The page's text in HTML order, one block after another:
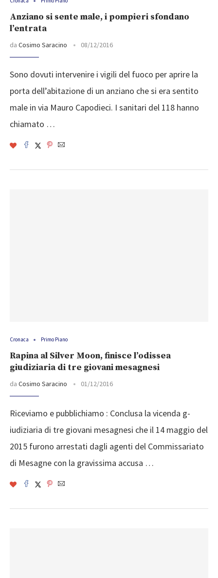
Anziano si sente male, i pompieri sfondano
l’entrata
da Cosimo Saracino 08/12/2016
Sono dovuti intervenire i vigili del fuoco per aprire la
porta dell’abitazione di un anziano che si era sentito
male in via Mauro Capodieci. I sanitari del 118 hanno
chiamato …
Cronaca Primo Piano
Rapina al Silver Moon, finisce l’odissea
giudiziaria di tre giovani mesagnesi
da Cosimo Saracino 01/12/2016
Riceviamo e pubblichiamo : Conclusa la vicenda g­
iudiziaria di tre gio­vani mesagnesi che il­ 14 maggio del
2015 f­urono arrestati dagli­ agenti del Commissar­iato
di Mesagne con l­a gravissima accusa …